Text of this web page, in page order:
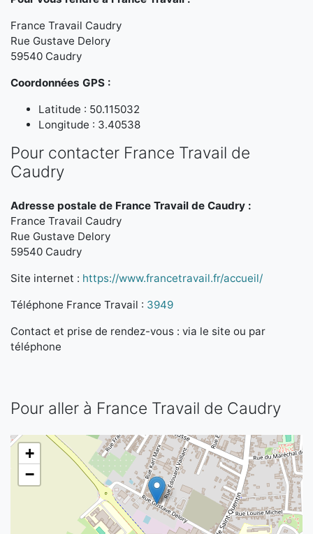
France Travail Caudry
Rue Gustave Delory
59540 Caudry
Coordonnées GPS :
Latitude : 50.115032
Longitude : 3.40538
Pour contacter France Travail de
Caudry
Adresse postale de France Travail de Caudry :
France Travail Caudry
Rue Gustave Delory
59540 Caudry
Site internet : https://www.francetravail.fr/accueil/
Téléphone France Travail : 3949
Contact et prise de rendez-vous : via le site ou par
téléphone
Pour aller à France Travail de Caudry
+
−